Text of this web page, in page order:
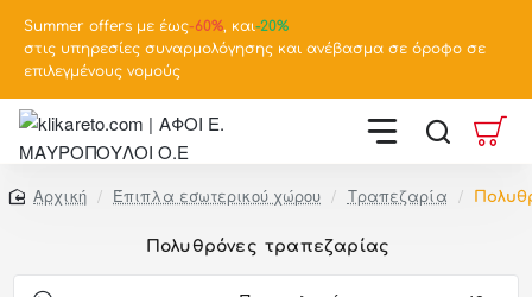
Summer offers με έως-60%, και-20%
στις υπηρεσίες συναρμολόγησης και ανέβασμα σε όροφο σε
επιλεγμένους νομούς
home
Έπιπλα εσωτερικού χώρου Τραπεζαρία
Πολυθρόνες τραπεζαρίας